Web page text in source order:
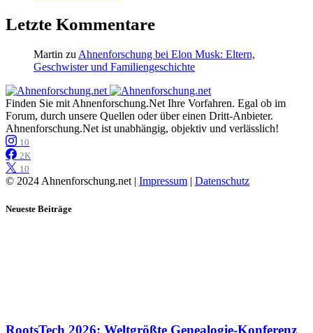
Letzte Kommentare
Martin zu Ahnenforschung bei Elon Musk: Eltern,
Geschwister und Familiengeschichte
Finden Sie mit Ahnenforschung.Net Ihre Vorfahren. Egal ob im
Forum, durch unsere Quellen oder über einen Dritt-Anbieter.
Ahnenforschung.Net ist unabhängig, objektiv und verlässlich!
10
2K
10
© 2024 Ahnenforschung.net | Impressum | Datenschutz
Neueste Beiträge